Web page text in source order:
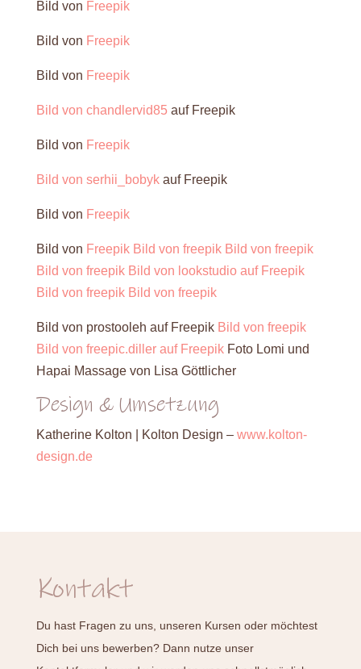
Bild von Freepik
Bild von Freepik
Bild von Freepik
Bild von chandlervid85 auf Freepik
Bild von Freepik
Bild von serhii_bobykauf Freepik
Bild von Freepik
Bild von Freepik Bild von freepik Bild von freepik
Bild von freepik Bild von lookstudio auf Freepik
Bild von freepik Bild von freepik
Bild von prostooleh auf Freepik Bild von freepik
Bild von freepic.diller auf FreepikFoto Lomi und
Hapai Massage von Lisa Göttlicher
Design & Umsetzung
Katherine Kolton | Kolton Design – www.kolton-
design.de
Kontakt
Du hast Fragen zu uns, unseren Kursen oder möchtest
Dich bei uns bewerben? Dann nutze unser